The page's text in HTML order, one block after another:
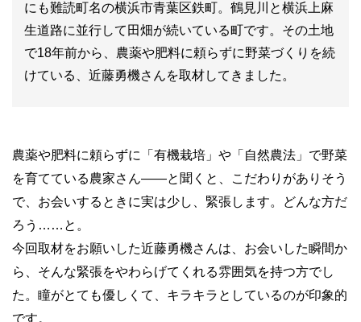
にも難読町名の横浜市青葉区鉄町。鶴見川と横浜上麻
生道路に並行して田畑が続いている町です。その土地
で18年前から、農薬や肥料に頼らずに野菜づくりを続
けている、近藤勇機さんを取材してきました。
農薬や肥料に頼らずに「有機栽培」や「自然農法」で野菜
を育てている農家さん――と聞くと、こだわりがありそう
で、お会いするときに実は少し、緊張します。どんな方だ
ろう……と。
今回取材をお願いした近藤勇機さんは、お会いした瞬間か
ら、そんな緊張をやわらげてくれる雰囲気を持つ方でし
た。瞳がとても優しくて、キラキラとしているのが印象的
です。